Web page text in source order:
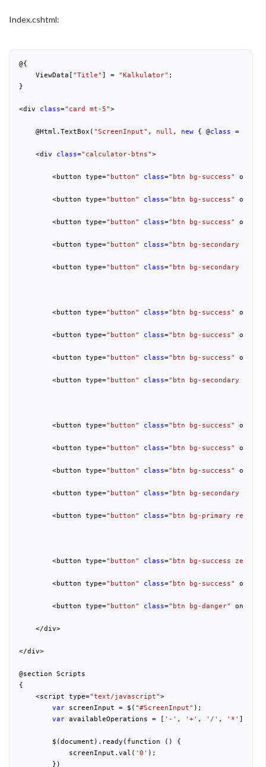
Index.cshtml:
@{
    ViewData[
"Title" ] = "Kalkulator" ;
}
<div class="card mt-5">
    @Html.TextBox(
"ScreenInput" , null , new { @class =
    <div
class="calculator-btns">
        <button type=
"button" class="btn bg-success"
        <button type=
"button" class="btn bg-success"
        <button type=
"button" class="btn bg-success"
        <button type=
"button" class="btn bg-secondary
        <button type=
"button" class="btn bg-secondary add-
        <button type=
"button" class="btn bg-success"
        <button type=
"button" class="btn bg-success"
        <button type=
"button" class="btn bg-success"
        <button type=
"button" class="btn bg-secondary
        <button type=
"button" class="btn bg-success"
        <button type=
"button" class="btn bg-success"
        <button type=
"button" class="btn bg-success"
        <button type=
"button" class="btn bg-secondary
        <button type=
"button" class="btn bg-primary result-
        <button type=
"button" class="btn bg-success zero-
        <button type=
"button" class="btn bg-success"
        <button type=
"button" class="btn bg-danger"
    </div>
</div>
@section Scripts
{
    <script type=
"text/javascript">
var screenInput = $( "#ScreenInput" );
var availableOperations = [ '-' , '+' , '/' , '*' ];
        $(document).ready(function () {
            screenInput.val(
'0' );
        })